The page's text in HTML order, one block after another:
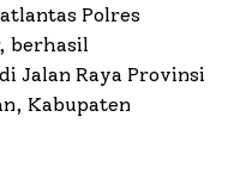
Polres
berhasil
Jalan Raya Provinsi
Kabupaten